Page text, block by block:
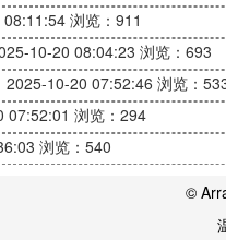
票，捡漏票，应有尽有
就是这么任性。
，根正苗红
浏览：911
10-20 08:04:23 浏览：693
2025-10-20 07:52:46 浏览：
07:52:01 浏览：294
浏览：540
©